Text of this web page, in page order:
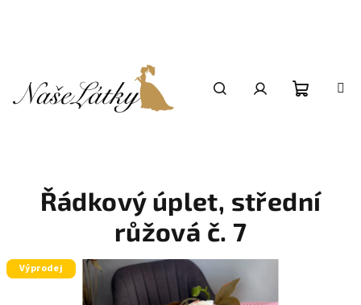
Řádkový úplet, střední
růžová č. 7
Výprodej